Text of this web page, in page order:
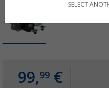
99,99 €
SELECT